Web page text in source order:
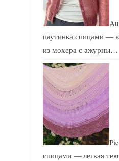
паутинка спицами —
из мохера с ажурны…
спицами — легкая